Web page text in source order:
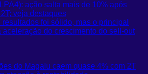
ação salta mais de 10% após
veja destaques
foi sólido, mas o principal
aceleração do crescimento do sell-out